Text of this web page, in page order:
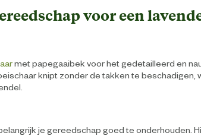
voor een
met papegaaibek voor het gedetailleerd en
knipt zonder de takken te beschadigen,
je gereedschap goed te onderhouden.